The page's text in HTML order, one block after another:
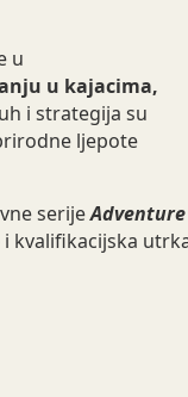
u
u kajacima,
i strategija su
ljepote
serijeAdventure
i kvalifikacijska